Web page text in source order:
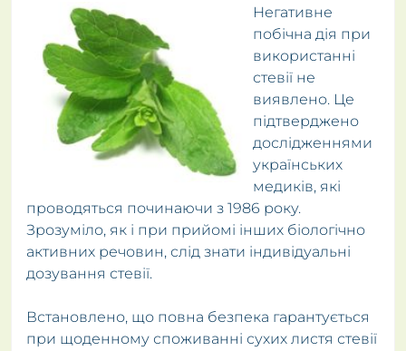
Негативне
побічна дія при
використанні
стевії не
виявлено. Це
підтверджено
дослідженнями
українських
медиків, які
проводяться починаючи з 1986 року.
Зрозуміло, як і при прийомі інших біологічно
активних речовин, слід знати індивідуальні
дозування стевії.
Встановлено, що повна безпека гарантується
при щоденному споживанні сухих листя стевії